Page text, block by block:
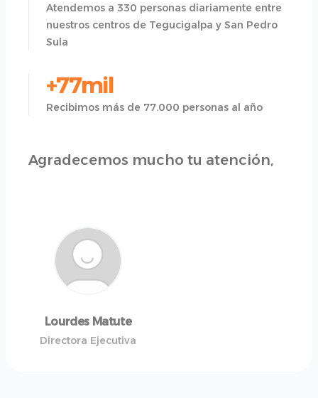
Atendemos a 330 personas diariamente entre
nuestros centros de Tegucigalpa y San Pedro
Sula
Recibimos más de 77.000 personas al año
+77mil
Agradecemos mucho tu atención,
Lourdes Matute
Directora Ejecutiva